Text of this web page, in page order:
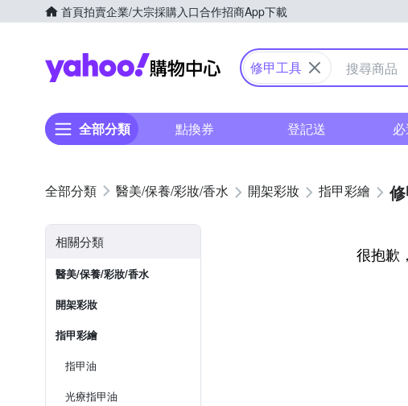
首頁拍賣企業/大宗採購入口合作招商App下載
Yahoo購物中心
修甲工具
全部分類 點換券 登記送
醫美/保養/彩妝/香水 開架彩妝 指甲彩繪
相關分類
醫美/保養/彩妝/香水
開架彩妝
指甲彩繪
指甲油
光療指甲油
很抱歉